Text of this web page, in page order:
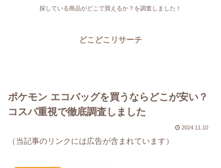
探している商品がどこで買えるか？を調査しました！
どこどこリサーチ
ポケモン エコバッグを買うならどこが安い？
コスパ重視で徹底調査しました
2024.11.10
（当記事のリンクには広告が含まれています）